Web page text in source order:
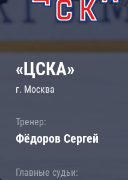
«ЦСКА»
г. Москва
Тренер:
Фёдоров Сергей
Главные судьи: